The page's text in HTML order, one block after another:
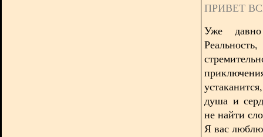
ПРИВЕТ
Уже
душа и
не найти
Я вас